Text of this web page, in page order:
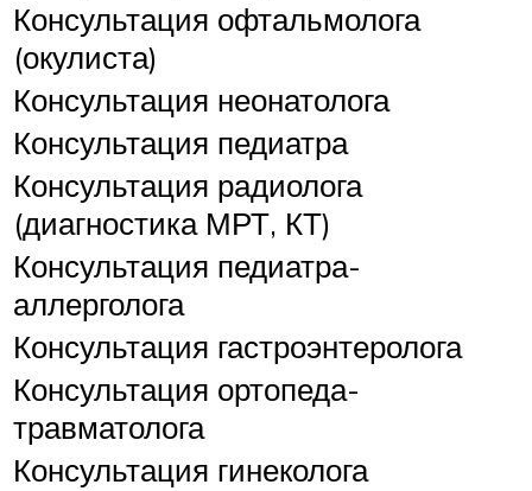
Консультация офтальмолога
(окулиста)
Консультация неонатолога
Консультация педиатра
Консультация радиолога
(диагностика МРТ, КТ)
Консультация педиатра-
аллерголога
Консультация гастроэнтеролога
Консультация ортопеда-
травматолога
Консультация гинеколога